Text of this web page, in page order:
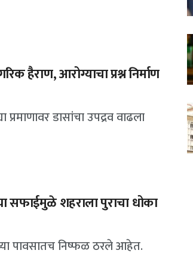
हैराण, आरोग्याचा प्रश्न निर्माण
डासांचा उपद्रव वाढला
सफाईमुळे शहराला पुराचा धोका
पावसातच निष्फळ ठरले आहेत.